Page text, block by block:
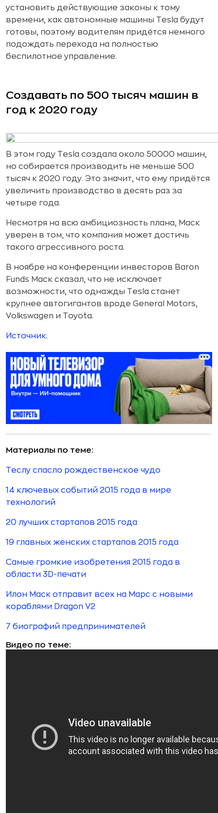
установить действующие законы к тому
времени, как автономные машины Tesla будут
готовы, поэтому водителям придётся немного
подождать перехода на полностью
беспилотное управление.
Создавать по 500 тысяч машин в
год к 2020 году
В этом году Tesla создала около 50000 машин,
но собирается производить не меньше 500
тысяч к 2020 году. Это значит, что ему придётся
увеличить производство в десять раз за
четыре года.
Несмотря на всю амбициозность плана, Маск
уверен в том, что компания может достичь
такого агрессивного роста.
В ноябре на конференции инвесторов Baron
Funds Маск сказал, что не исключает
возможности, что однажды Tesla станет
крупнее автогигантов вроде General Motors,
Volkswagen и Toyota.
Источник.
Материалы по теме:
Теслу спасло рождественское чудо
14 ключевых событий 2015 года в мире
технологий
20 лучших стартапов 2015 года
19 главных женских стартапов 2015 года
Самые громкие изобретения 2015 года в
области 3D-печати
Илон Маск отправит всех на Марс с новыми
кораблями Dragon V2
7 биографий предпринимателей
Видео по теме: